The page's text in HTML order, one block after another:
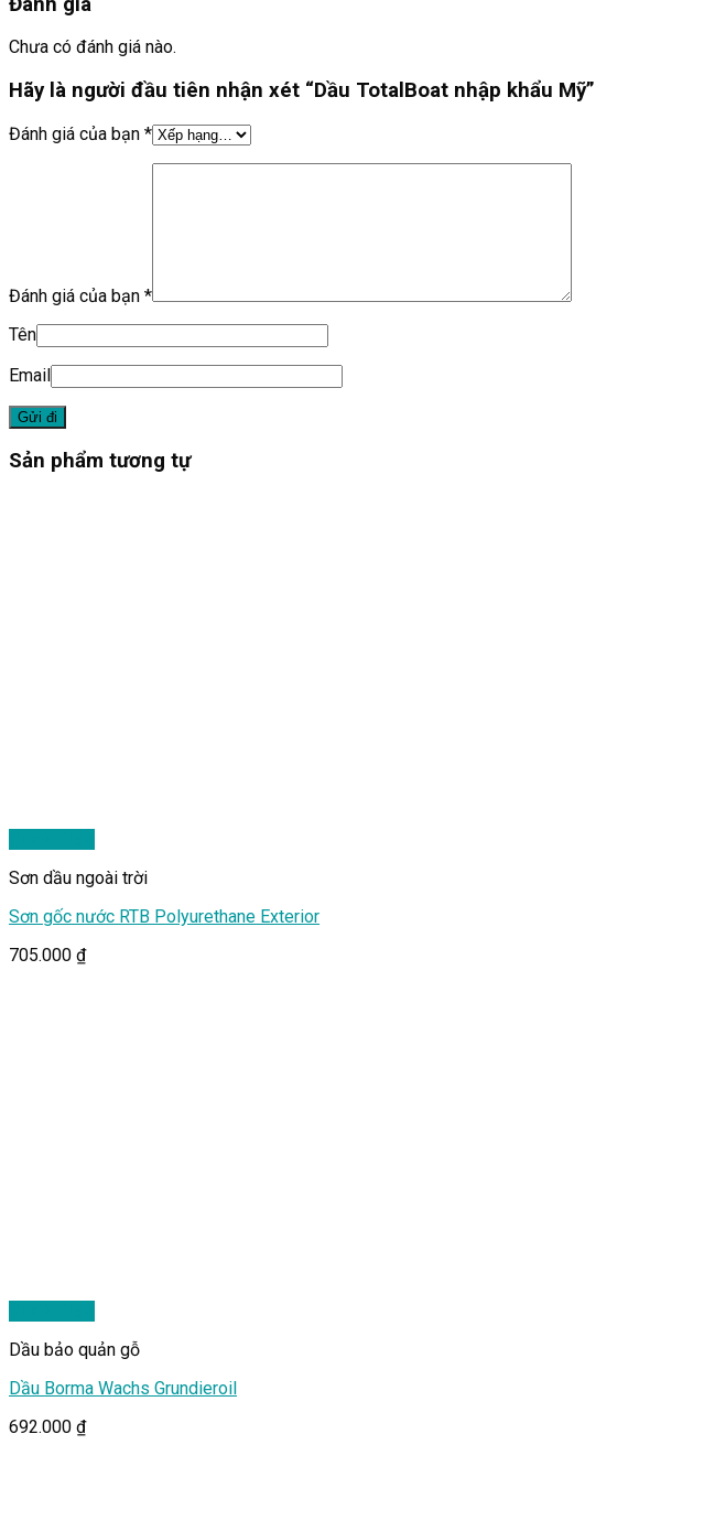
Chưa có đánh giá nào.
Hãy là người đầu tiên nhận xét “Dầu TotalBoat nhập khẩu Mỹ”
Đánh giá của bạn *
Đánh giá của bạn *
Tên
Email
Sản phẩm tương tự
Sơn dầu ngoài trời
Sơn gốc nước RTB Polyurethane Exterior
705.000 ₫
Dầu bảo quản gỗ
Dầu Borma Wachs Grundieroil
692.000 ₫